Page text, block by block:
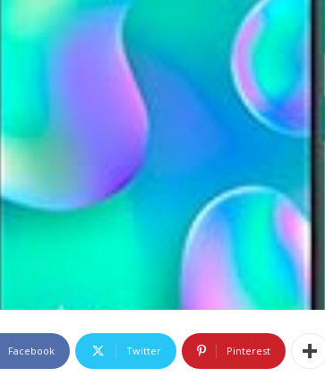
Facebook Twitter Pinterest